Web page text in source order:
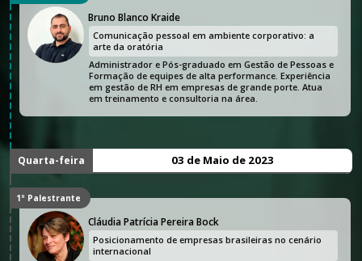
Bruno Blanco Kraide
Comunicação pessoal em ambiente corporativo: a
arte da oratória
Administrador e Pós-graduado em Gestão de Pessoas e
Formação de equipes de alta performance. Experiência
em gestão de RH em empresas de grande porte. Atua
em treinamento e consultoria na área.
Quarta-feira 03 de Maio de 2023
1º Palestrante
Cláudia Patrícia Pereira Bock
Posicionamento de empresas brasileiras no cenário
internacional